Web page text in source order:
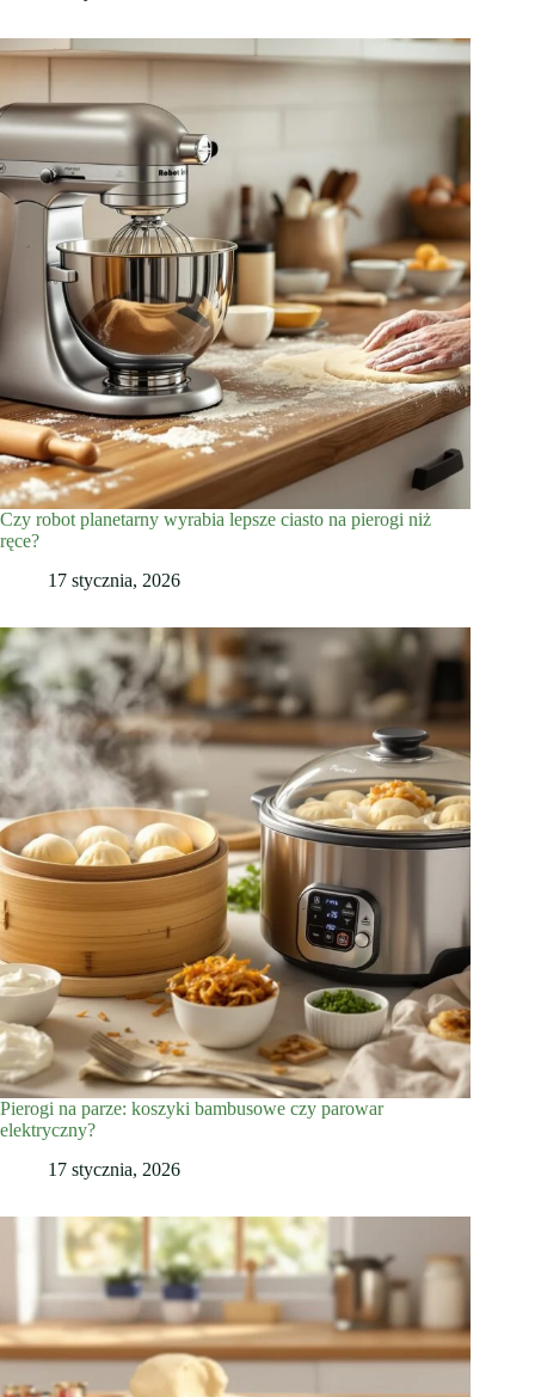
Czy robot planetarny wyrabia lepsze ciasto na pierogi niż
ręce?
17 stycznia, 2026
Pierogi na parze: koszyki bambusowe czy parowar
elektryczny?
17 stycznia, 2026